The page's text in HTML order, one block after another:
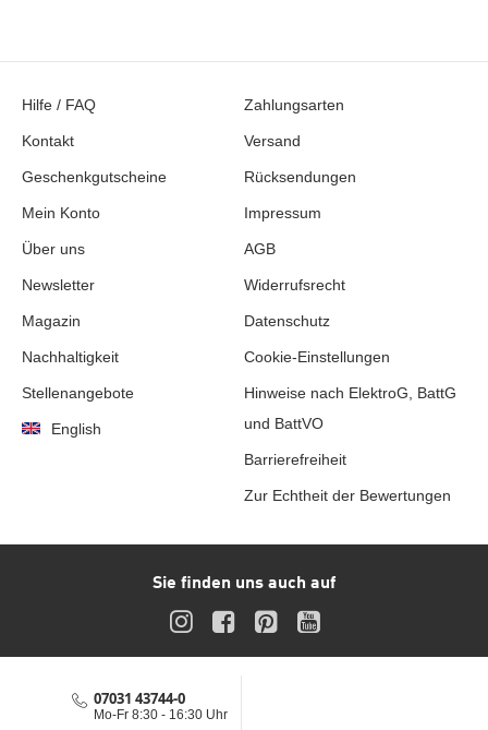
Hilfe / FAQ
Kontakt
Geschenkgutscheine
Mein Konto
Über uns
Newsletter
Magazin
Nachhaltigkeit
Stellenangebote
English
Zahlungsarten
Versand
Rücksendungen
Impressum
AGB
Widerrufsrecht
Datenschutz
Cookie-Einstellungen
Hinweise nach ElektroG, BattG
und BattVO
Barrierefreiheit
Zur Echtheit der Bewertungen
Sie finden uns auch auf
InstagramFacebookPinterestYouTube
Service-Hotline
07031 43744-0
Mo-Fr 8:30 - 16:30 Uhr